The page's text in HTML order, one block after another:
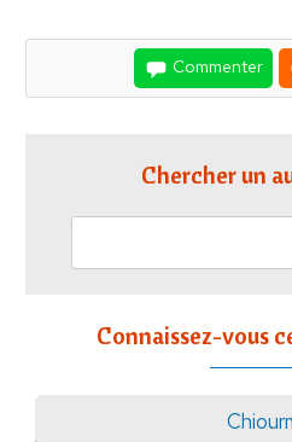
Commenter
Chercher un
Connaissez-vous